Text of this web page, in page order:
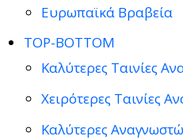
Ευρωπαϊκά Βραβεία
TOP-BOTTOM
Καλύτερες Ταινίες
Χειρότερες Ταινίες
Καλύτερες